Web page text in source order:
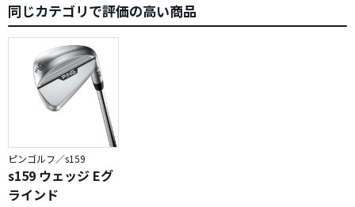
度、ライ角を1度フラット、５２度はロフトはオリジナル、
ライ角を0.5度フラット。アプローチで自分でいろいろやり
たい方なので、バランスはＤを少し切るくらいに鉛で調整
して、好みのフィーリングに近づく事が出来ました。顔つ
きが気に入っているので今現在も約一年くらい使い続けて
います。
ウェッジはラウンドでも使用する頻度が多く、スコアにも
直接影響するので
常に気をつかい、調整を繰り返しています。
同じカテゴリで評価の高い商品
ピンゴルフ／s159
s159 ウェッジ Eグ
ラインド